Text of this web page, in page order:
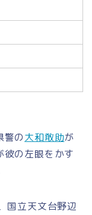
警の大和敢助が
彼の左眼をかす
国立天文台野辺